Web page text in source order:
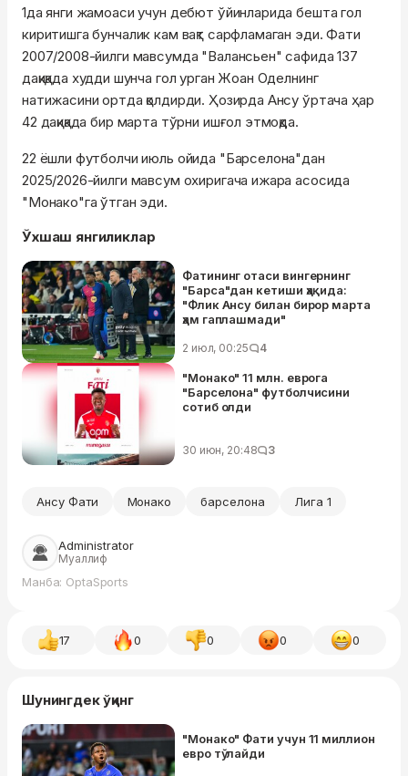
1да янги жамоаси учун дебют ўйинларида бешта гол
киритишга бунчалик кам вақт сарфламаган эди. Фати
2007/2008-йилги мавсумда "Валансьен" сафида 137
дақиқада худди шунча гол урган Жоан Оделнинг
натижасини ортда қолдирди. Ҳозирда Ансу ўртача ҳар
42 дақиқада бир марта тўрни ишғол этмоқда.
22 ёшли футболчи июль ойида "Барселона"дан
2025/2026-йилги мавсум охиригача ижара асосида
"Монако"га ўтган эди.
Ўхшаш янгиликлар
Фатининг отаси вингернинг
"Барса"дан кетиши ҳақида:
"Флик Ансу билан бирор марта
ҳам гаплашмади"
2 июл, 00:25 4
"Монако" 11 млн. еврога
"Барселона" футболчисини
сотиб олди
30 июн, 20:48 3
Ансу Фати Монако барселона Лига 1
Administrator
Муаллиф
Манба: OptaSports
17 0 0 0 0
Шунингдек ўқинг
"Монако" Фати учун 11 миллион
евро тўлайди